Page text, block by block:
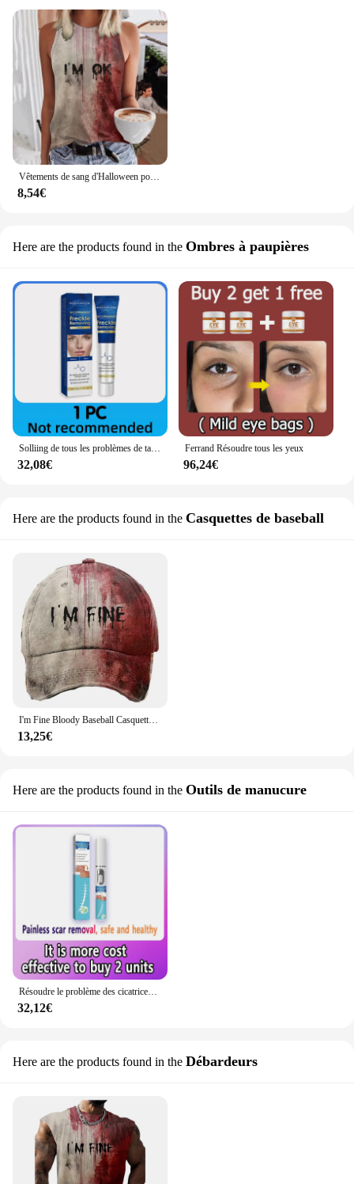
Vêtements de sang d'Halloween pour femmes, Camisole pour femmes, Précieux, Sang, Impression d'Halloween, Cadeau
8,54€
Here are the products found in the Ombres à paupières
Solliing de tous les problèmes de taches de rousseur
32,08€
Ferrand Résoudre tous les yeux
96,24€
Here are the products found in the Casquettes de baseball
I'm Fine Bloody Baseball Casquettes pour hommes et femmes, Chapeaux de soleil, Chapeaux de bricolage personnalisés, Sports de plein air, Été, Halloween, Problème résolu
13,25€
Here are the products found in the Outils de manucure
Résoudre le problème des cicatrices meilleure vente
32,12€
Here are the products found in the Débardeurs